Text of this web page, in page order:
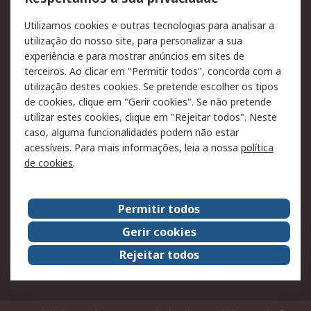
Pagamento e
faturação
Legal
Aviso legal
Política de cookies
Política de privacidade
- Atualizada
Segurança de emails
Condições de venda
Sobre a RS
A RS no mundo
RS Group
Sobre a RS
Trabalhar na RS
ESG
Utilizamos cookies e outras tecnologias para analisar a
utilização do nosso site, para personalizar a sua
experiência e para mostrar anúncios em sites de
terceiros. Ao clicar em "Permitir todos", concorda com a
utilização destes cookies. Se pretende escolher os tipos
de cookies, clique em "Gerir cookies". Se não pretende
utilizar estes cookies, clique em "Rejeitar todos". Neste
caso, alguma funcionalidades podem não estar
acessíveis. Para mais informações, leia a nossa política
de cookies.
Permitir todos
Gerir cookies
Rejeitar todos